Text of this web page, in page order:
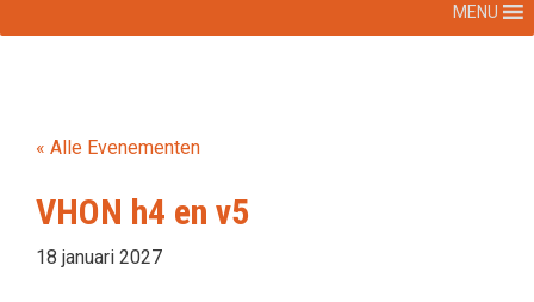
MENU
« Alle Evenementen
VHON h4 en v5
18 januari 2027